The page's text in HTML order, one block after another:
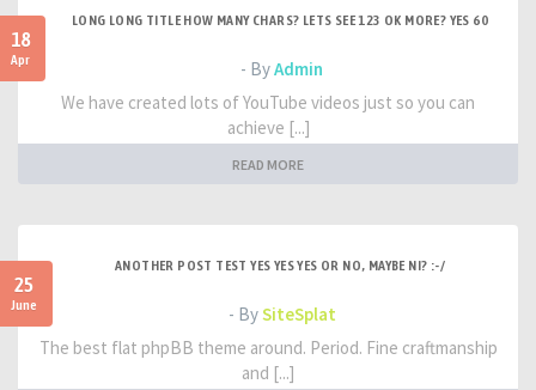
18
Apr
LONG LONG TITLE HOW MANY CHARS? LETS SEE 123 OK MORE? YES 60
- ByAdmin
We have created lots of YouTube videos just so you can
achieve [...]
READ MORE
25
June
ANOTHER POST TEST YES YES YES OR NO, MAYBE NI? :-/
- BySiteSplat
The best flat phpBB theme around. Period. Fine craftmanship
and [...]